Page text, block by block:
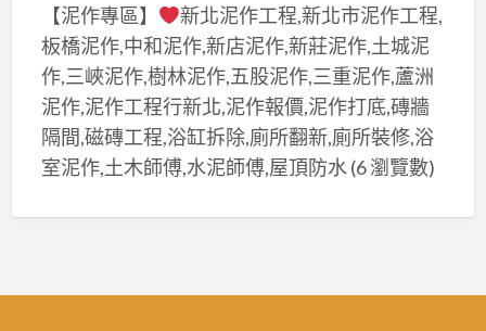
【泥作專區】
新北泥作工程,新北市泥作工程,
板橋泥作,中和泥作,新店泥作,新莊泥作,土城泥
作,三峽泥作,樹林泥作,五股泥作,三重泥作,蘆洲
泥作,泥作工程行新北,泥作報價,泥作打底,磚牆
隔間,磁磚工程,浴缸拆除,廁所翻新,廁所裝修,浴
室泥作,土木師傅,水泥師傅,屋頂防水(6 瀏覽數)